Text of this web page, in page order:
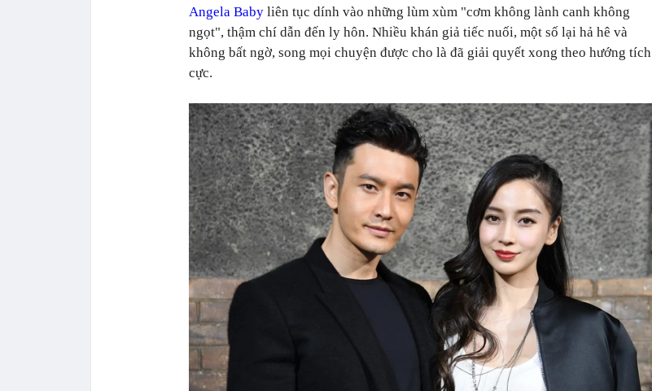
Angela Baby liên tục dính vào những lùm xùm "cơm không lành canh không
ngọt", thậm chí dẫn đến ly hôn. Nhiều khán giả tiếc nuối, một số lại hả hê và
không bất ngờ, song mọi chuyện được cho là đã giải quyết xong theo hướng tích
cực.